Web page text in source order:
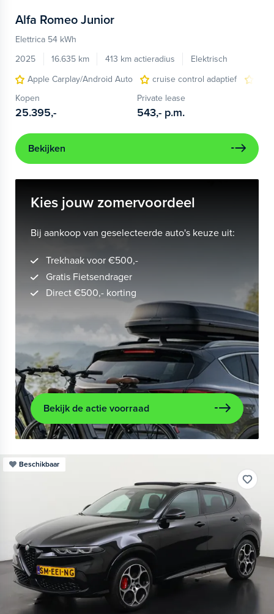
Alfa Romeo Junior
Elettrica 54 kWh
2025
16.635 km 413 km actieradius
Elektrisch
Apple Carplay/Android Auto
cruise control adaptief
Kopen
25.395,-
Private lease
543,- p.m.
Bekijken
Kies jouw zomervoordeel
Bij aankoop van geselecteerde auto's keuze uit:
Trekhaak voor €500,-
Gratis Fietsendrager
Direct €500,- korting
Bekijk de actie voorraad
Beschikbaar